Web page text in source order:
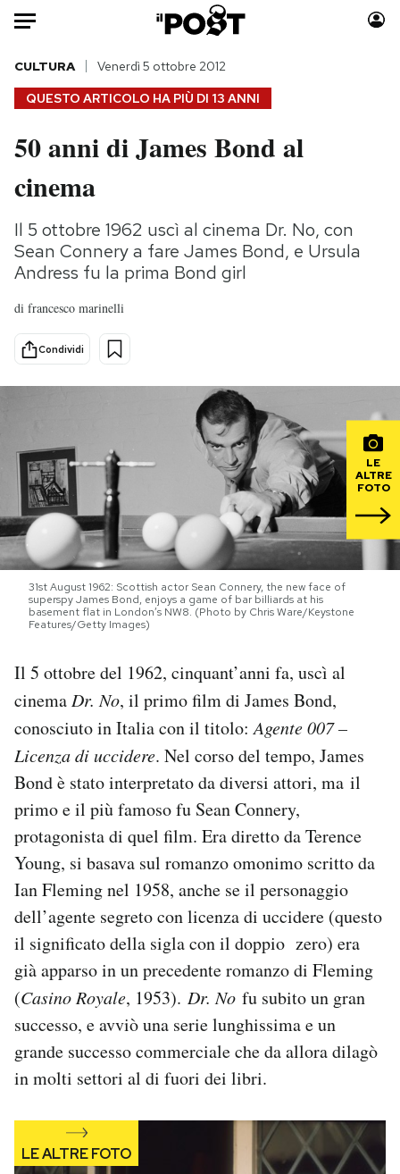
Auto
HOME
Italia
Politica
Tecnologia
Internet
Scienza
Cultura
Economia
Sport
Moda
Storie/Idee
Ok Boomer!
Media
NEWSLETTER
I MIEI PREFERITI
SHOP
CALENDARIO
AREA PERSONALE
Area Personale
Newsletter
Notifiche mobile
Regala il Post
Hai bisogno di aiuto?
QUESTO ARTICOLO HA PIÙ DI 13 ANNI
CULTURA Venerdì 5 ottobre 2012
50 anni di James Bond al
cinema
Il 5 ottobre 1962 uscì al cinema Dr. No, con
Sean Connery a fare James Bond, e Ursula
Andress fu la prima Bond girl
di francesco marinelli
Condividi
LE
ALTRE
FOTO
31st August 1962: Scottish actor Sean Connery, the new face of
superspy James Bond, enjoys a game of bar billiards at his
basement flat in London’s NW8. (Photo by Chris Ware/Keystone
Features/Getty Images)
Il 5 ottobre del 1962, cinquant’anni fa, uscì al
cinema Dr. No, il primo film di James Bond,
conosciuto in Italia con il titolo:Agente 007 –
Licenza di uccidere. Nel corso del tempo, James
Bond è stato interpretato da diversi attori, ma il
primo e il più famoso fu Sean Connery,
protagonista di quel film. Era diretto da Terence
Young, si basava sul romanzo omonimo scritto da
Ian Fleming nel 1958, anche se il personaggio
dell’agente segreto con licenza di uccidere (questo
il significato della sigla con il doppio zero) era
già apparso in un precedente romanzo di Fleming
(Casino Royale, 1953). Dr. No fu subito un gran
successo, e avviò una serie lunghissima e un
grande successo commerciale che da allora dilagò
in molti settori al di fuori dei libri.